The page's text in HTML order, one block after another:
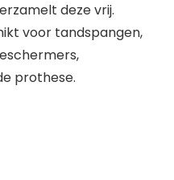
deze vrij.
voor tandspangen,
prothese.